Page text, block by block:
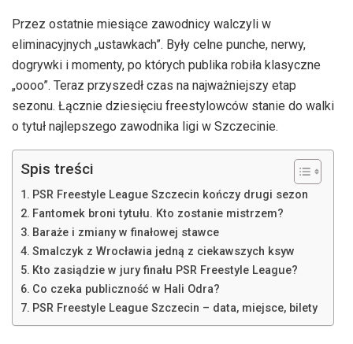
Przez ostatnie miesiące zawodnicy walczyli w
eliminacyjnych „ustawkach”. Były celne punche, nerwy,
dogrywki i momenty, po których publika robiła klasyczne
„oooo”. Teraz przyszedł czas na najważniejszy etap
sezonu. Łącznie dziesięciu freestylowców stanie do walki
o tytuł najlepszego zawodnika ligi w Szczecinie.
Spis treści
PSR Freestyle League Szczecin kończy drugi sezon
Fantomek broni tytułu. Kto zostanie mistrzem?
Baraże i zmiany w finałowej stawce
Smalczyk z Wrocławia jedną z ciekawszych ksyw
Kto zasiądzie w jury finału PSR Freestyle League?
Co czeka publiczność w Hali Odra?
PSR Freestyle League Szczecin – data, miejsce, bilety